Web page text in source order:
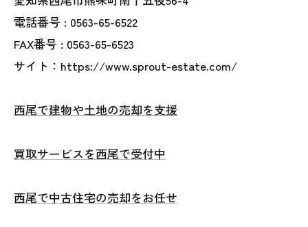
電話番号 : 0563-65-6522
FAX番号 : 0563-65-6523
サイト：https://www.sprout-estate.com/
西尾で建物や土地の売却を支援
買取サービスを西尾で受付中
西尾で中古住宅の売却をお任せ